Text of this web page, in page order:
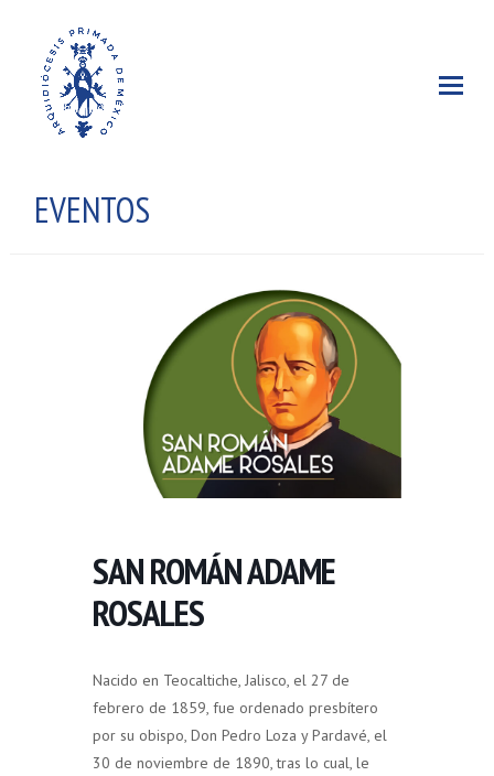
EVENTOS
SAN ROMÁN ADAME
ROSALES
Nacido en Teocaltiche, Jalisco, el 27 de
febrero de 1859, fue ordenado presbítero
por su obispo, Don Pedro Loza y Pardavé, el
30 de noviembre de 1890, tras lo cual, le